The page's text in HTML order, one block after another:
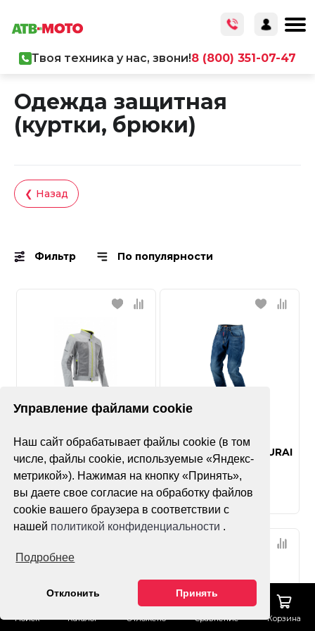
Управление файлами cookie
Наш сайт обрабатывает файлы cookie (в том
числе, файлы cookie, используемые «Яндекс-
метрикой»). Нажимая на кнопку «Принять»,
вы даете свое согласие на обработку файлов
cookie вашего браузера в соответствии с
нашей политикой конфиденциальности .
Подробнее
Отклонить Принять
Поиск Каталог Отложено Сравнение Корзина
Твоя техника у нас, звони!8 (800) 351-07-47
Одежда защитная
(куртки, брюки)
❮ Назад
Фильтр По популярности
Нет оценок
Куртка Acerbis
Ramsey My Vented
Нет оценок
Мотоджинсы SAMURAI